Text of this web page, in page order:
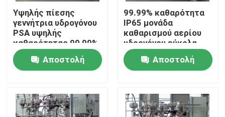
Προϊόντα
Σχετικά με εμάς
Υψηλής πίεσης
γεννήτρια υδρογόνου
PSA υψηλής
καθαρότητας 99,99%
Αποστολή
99.99% καθαρότητα
IP65 μονάδα
καθαρισμού αερίου
υδρογόνου εύκολη
εγκατάσταση
Αποστολή